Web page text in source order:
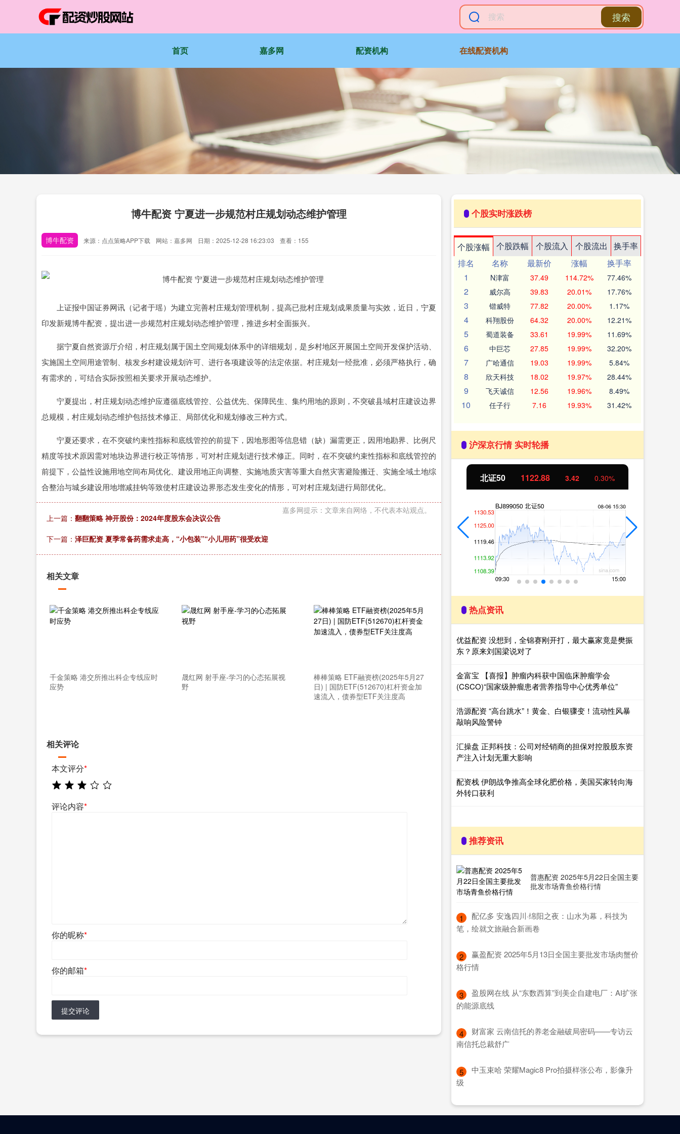
搜索
首页 嘉多网 配资机构 在线配资机构
博牛配资 宁夏进一步规范村庄规划动态维护管理
博牛配资 来源：点点策略APP下载 网站：嘉多网 日期：2025-12-28 16:23:03 查看：155
上证报中国证券网讯（记者于瑶）为建立完善村庄规划管理机制，提高已批村庄规划成果质量与实效，近日，宁夏
印发新规博牛配资，提出进一步规范村庄规划动态维护管理，推进乡村全面振兴。
据宁夏自然资源厅介绍，村庄规划属于国土空间规划体系中的详细规划，是乡村地区开展国土空间开发保护活动、
实施国土空间用途管制、核发乡村建设规划许可、进行各项建设等的法定依据。村庄规划一经批准，必须严格执行，确
有需求的，可结合实际按照相关要求开展动态维护。
宁夏提出，村庄规划动态维护应遵循底线管控、公益优先、保障民生、集约用地的原则，不突破县域村庄建设边界
总规模，村庄规划动态维护包括技术修正、局部优化和规划修改三种方式。
宁夏还要求，在不突破约束性指标和底线管控的前提下，因地形图等信息错（缺）漏需更正，因用地勘界、比例尺
精度等技术原因需对地块边界进行校正等情形，可对村庄规划进行技术修正。同时，在不突破约束性指标和底线管控的
前提下，公益性设施用地空间布局优化、建设用地正向调整、实施地质灾害等重大自然灾害避险搬迁、实施全域土地综
合整治与城乡建设用地增减挂钩等致使村庄建设边界形态发生变化的情形，可对村庄规划进行局部优化。
嘉多网提示：文章来自网络，不代表本站观点。
上一篇： 翻翻策略 神开股份：2024年度股东会决议公告
下一篇： 泽巨配资 夏季常备药需求走高，“小包装”“小儿用药”很受欢迎
相关文章
千金策略 港交所推出科企专线应时
应势
晟红网 射手座-学习的心态拓展视
野
棒棒策略 ETF融资榜(2025年5月27
日) | 国防ETF(512670)杠杆资金加
速流入，债券型ETF关注度高
相关评论
本文评分*
评论内容*
你的昵称*
你的邮箱*
提交评论
个股实时涨跌榜
个股涨幅 个股跌幅 个股流入 个股流出
换手率
排名
名称 最新价 涨幅
换手率
1
N津富 37.49 114.72% 77.46%
2 威尔高 39.83 20.01% 17.76%
3 锴威特 77.82 20.00% 1.17%
4 科翔股份 64.32 20.00% 12.21%
5 蜀道装备 33.61 19.99% 11.69%
6 中巨芯 27.85 19.99% 32.20%
7 广哈通信 19.03 19.99% 5.84%
8 欣天科技 18.02 19.97% 28.44%
9 飞天诚信 12.56 19.96% 8.49%
10 任子行 7.16 19.93% 31.42%
沪深京行情 实时轮播
0.57% 深证成指 14110.12 -34.08 -0.24% 沪深300 4651.31 -6.85 -0.15% 北证50 1122.88 3.42 0.30%
热点资讯
优益配资 没想到，全锦赛刚开打，最大赢家竟是樊振
东？原来刘国梁说对了
金富宝 【喜报】肿瘤内科获中国临床肿瘤学会
(CSCO)“国家级肿瘤患者营养指导中心优秀单位”
浩源配资 “高台跳水”！黄金、白银骤变！流动性风暴
敲响风险警钟
汇操盘 正邦科技：公司对经销商的担保对控股股东资
产注入计划无重大影响
配资栈 伊朗战争推高全球化肥价格，美国买家转向海
外转口获利
推荐资讯
普惠配资 2025年5月22日全国主要
批发市场青鱼价格行情
1
​配亿多 安逸四川·绵阳之夜：山水为幕，科技为
笔，绘就文旅融合新画卷
2
​赢盈配资 2025年5月13日全国主要批发市场肉蟹价
格行情
3
​盈股网在线 从“东数西算”到美企自建电厂：AI扩张
的能源底线
4
​财富家 云南信托的养老金融破局密码——专访云
南信托总裁舒广
5
​中玉束哈 荣耀Magic8 Pro拍摄样张公布，影像升
级